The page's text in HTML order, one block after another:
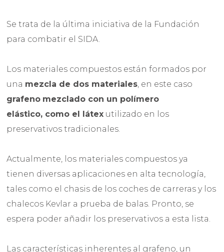
Se trata de la última iniciativa de la Fundación
para combatir el SIDA.
Los materiales compuestos están formados por
una mezcla de dos materiales, en este caso
grafeno mezclado con un polímero
elástico, como el látex utilizado en los
preservativos tradicionales.
Actualmente, los materiales compuestos ya
tienen diversas aplicaciones en alta tecnología,
tales como el chasis de los coches de carreras y los
chalecos Kevlar a prueba de balas. Pronto, se
espera poder añadir los preservativos a esta lista.
Las características inherentes al grafeno, un